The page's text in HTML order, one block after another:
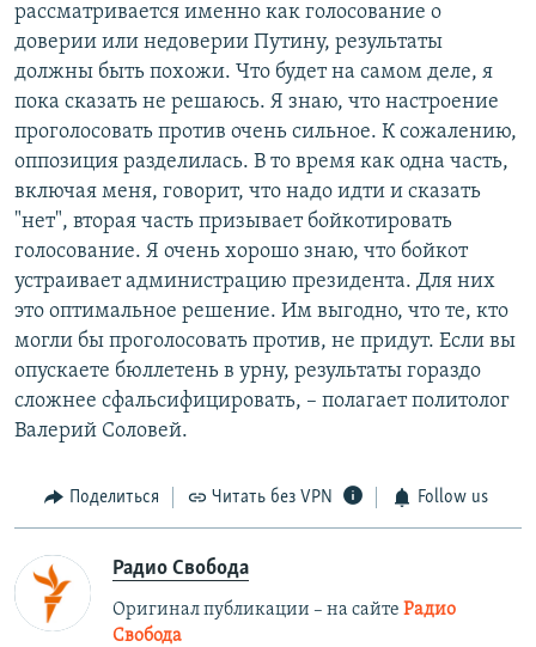
рассматривается именно как голосование о
доверии или недоверии Путину, результаты
должны быть похожи. Что будет на самом деле, я
пока сказать не решаюсь. Я знаю, что настроение
проголосовать против очень сильное. К сожалению,
оппозиция разделилась. В то время как одна часть,
включая меня, говорит, что надо идти и сказать
"нет", вторая часть призывает бойкотировать
голосование. Я очень хорошо знаю, что бойкот
устраивает администрацию президента. Для них
это оптимальное решение. Им выгодно, что те, кто
могли бы проголосовать против, не придут. Если вы
опускаете бюллетень в урну, результаты гораздо
сложнее сфальсифицировать, – полагает политолог
Валерий Соловей.
Поделиться Читать без VPN Follow us
Радио Свобода
Оригинал публикации – на сайте Радио
Свобода